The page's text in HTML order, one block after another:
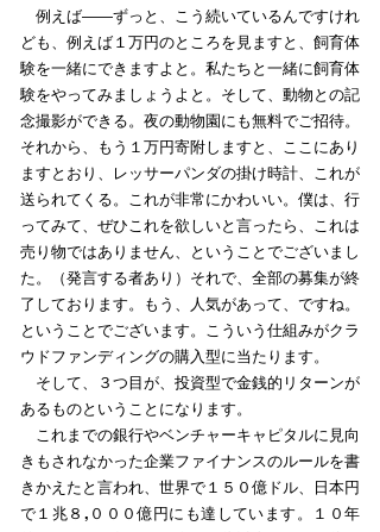
例えば――ずっと、こう続いているんですけれ
ども、例えば１万円のところを見ますと、飼育体
験を一緒にできますよと。私たちと一緒に飼育体
験をやってみましょうよと。そして、動物との記
念撮影ができる。夜の動物園にも無料でご招待。
それから、もう１万円寄附しますと、ここにあり
ますとおり、レッサーパンダの掛け時計、これが
送られてくる。これが非常にかわいい。僕は、行
ってみて、ぜひこれを欲しいと言ったら、これは
売り物ではありません、ということでございまし
た。（発言する者あり）それで、全部の募集が終
了しております。もう、人気があって、ですね。
ということでございます。こういう仕組みがクラ
ウドファンディングの購入型に当たります。
そして、３つ目が、投資型で金銭的リターンが
あるものということになります。
これまでの銀行やベンチャーキャピタルに見向
きもされなかった企業ファイナンスのルールを書
きかえたと言われ、世界で１５０億ドル、日本円
で１兆８,０００億円にも達しています。１０年